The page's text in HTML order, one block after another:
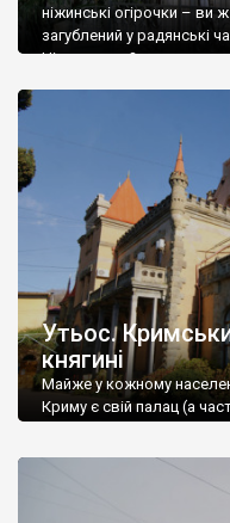
ніжинські огірочки – ви
загублений у радянські
Ніжин греки?
Утьос.
княгині
Майже у кожному
Криму є свій палац (а